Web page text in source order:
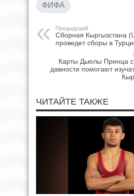
ФИФА
Предыдущий
Сборная Кыргызстана
проведет сборы в
Карты Дьюлы Принца
давности помогают
ЧИТАЙТЕ ТАКЖЕ